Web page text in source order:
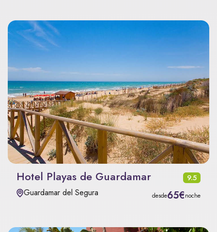
Hotel Playas de Guardamar 9.5
Guardamar del Segura desde65€noche